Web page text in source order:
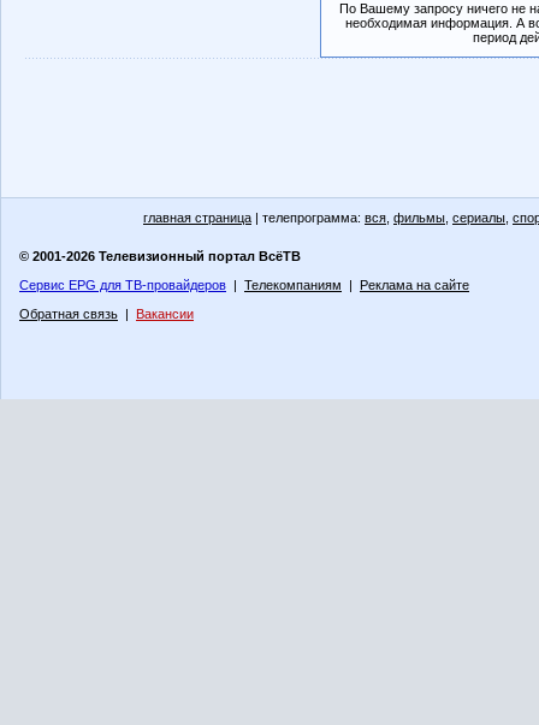
По Вашему запросу ничего не
необходимая информация. А
период
главная страница | телепрограмма: вся фильмы сериалы
© 2001-2026 Телевизионный портал ВсёТВ
Сервис EPG для ТВ-провайдеров | Телекомпаниям | Реклама на сайте
Обратная связь | Вакансии